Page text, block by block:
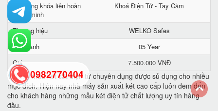
Hệ thống khóa liên hoàn
thông minh
Khoá Điện Tử - Tay Cầm
Thương hiệu
WELKO Safes
Bảo hành
05 Year
Giá
7.500.000 VNĐ
Với các mẫu két sắt điện tử chuyên dụng được sủ dụng cho nhiều
mục đích. Hiện nay nhà máy sản xuất két cao cấp luôn đem đến
cho khách hàng những mẫu két điện tử chất lượng uy tín hàng
đầu.
0982770404